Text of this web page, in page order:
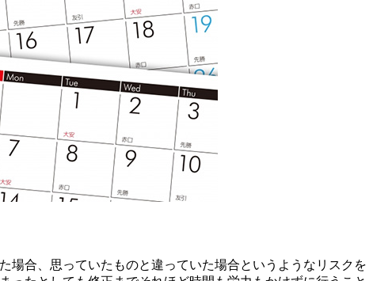
場合、思っていたものと違っていた場合というようなリスクを